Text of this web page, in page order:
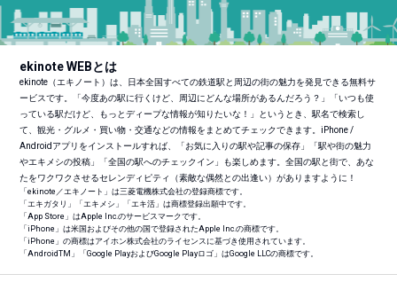
ekinote WEBとは
ekinote（エキノート）は、日本全国すべての鉄道駅と周辺の街の魅力を発見できる無料サ
ービスです。「今度あの駅に行くけど、周辺にどんな場所があるんだろう？」「いつも使
っている駅だけど、もっとディープな情報が知りたいな！」というとき、駅名で検索し
て、観光・グルメ・買い物・交通などの情報をまとめてチェックできます。iPhone /
Androidアプリをインストールすれば、「お気に入りの駅や記事の保存」「駅や街の魅力
やエキメシの投稿」「全国の駅へのチェックイン」も楽しめます。全国の駅と街で、あな
たをワクワクさせるセレンディピティ（素敵な偶然との出逢い）がありますように！
「ekinote／エキノート」は三菱電機株式会社の登録商標です。
「エキガタリ」「エキメシ」「エキ活」は商標登録出願中です。
「App Store」はApple Inc.のサービスマークです。
「iPhone」は米国およびその他の国で登録されたApple Inc.の商標です。
「iPhone」の商標はアイホン株式会社のライセンスに基づき使用されています。
「AndroidTM 」「Google PlayおよびGoogle Playロゴ」はGoogle LLCの商標です。